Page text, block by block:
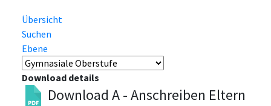
Übersicht
Suchen
Ebene
Download details
Download A - Anschreiben Eltern